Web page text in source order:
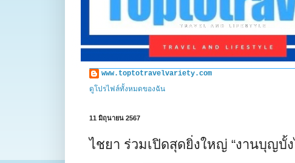
www.toptotravelvariety.com
ดูโปรไฟล์ทั้งหมดของฉัน
11 มิถุนายน 2567
ไชยา ร่วมเปิดสุดยิ่งใหญ่ “งานบุญบั้